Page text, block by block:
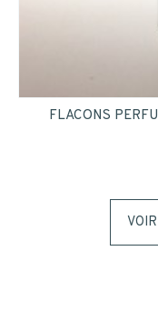
FLACONS